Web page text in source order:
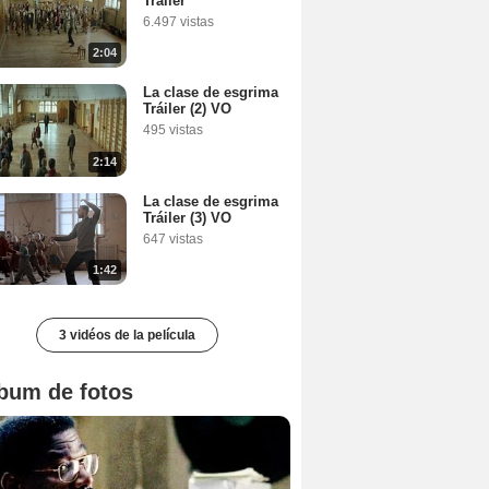
2:04
6.497 vistas
2:14
La clase de esgrima
Tráiler (2) VO
495 vistas
1:42
La clase de esgrima
Tráiler (3) VO
647 vistas
3 vidéos de la película
de fotos